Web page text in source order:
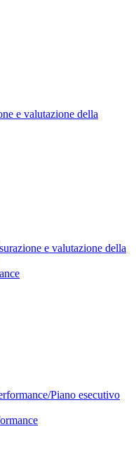
e valutazione della
e valutazione della
Piano esecutivo